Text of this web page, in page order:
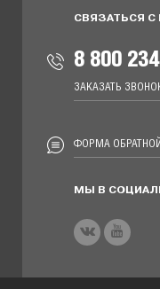
СВЯЗАТЬСЯ С
8 800
ЗАКАЗАТЬ
ФОРМА
МЫ В